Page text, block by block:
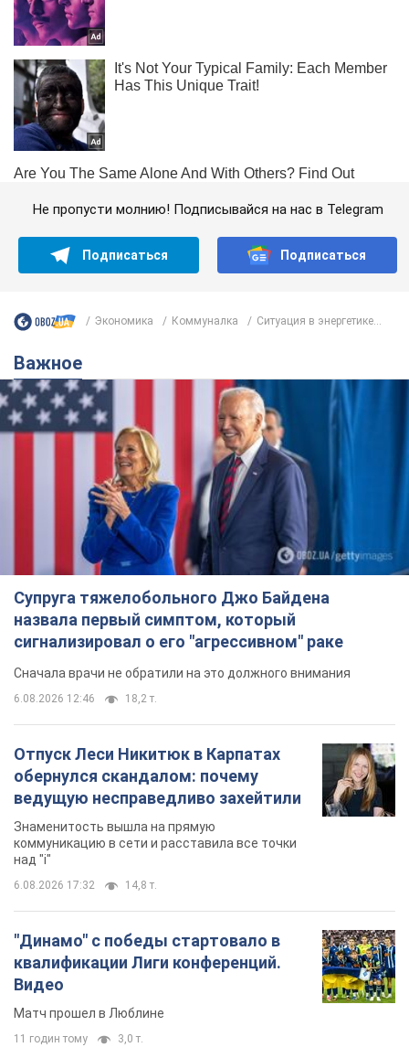
Хмельницкий и
область
Черкассы и
область
https://cherkasyoblenergo.com/off
область
область
Не пропусти молнию! Подписывайся на нас в Telegram
Подписаться Подписаться
Экономика Коммуналка Ситуация в энергетике...
Важное
Супруга тяжелобольного Джо Байдена
назвала первый симптом, который
сигнализировал о его "агрессивном" раке
Сначала врачи не обратили на это должного внимания
6.08.2026 12:46 18,2 т.
Отпуск Леси Никитюк в Карпатах
обернулся скандалом: почему
ведущую несправедливо захейтили
Знаменитость вышла на прямую
коммуникацию в сети и расставила все точки
над "i"
6.08.2026 17:32 14,8 т.
"Динамо" с победы стартовало в
квалификации Лиги конференций.
Видео
Матч прошел в Люблине
11 годин тому 3,0 т.